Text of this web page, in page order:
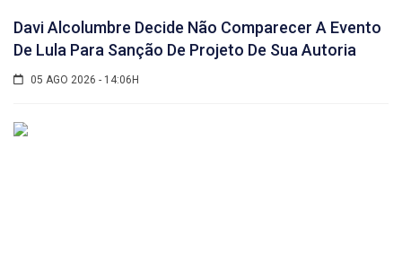
Davi Alcolumbre Decide Não Comparecer A Evento
De Lula Para Sanção De Projeto De Sua Autoria
05 AGO 2026 - 14:06H